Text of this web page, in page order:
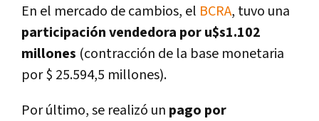
En el mercado de cambios, el BCRA, tuvo una
participación vendedora por u$s1.102
millones (contracción de la base monetaria
por $ 25.594,5 millones).
Por último, se realizó un pago por